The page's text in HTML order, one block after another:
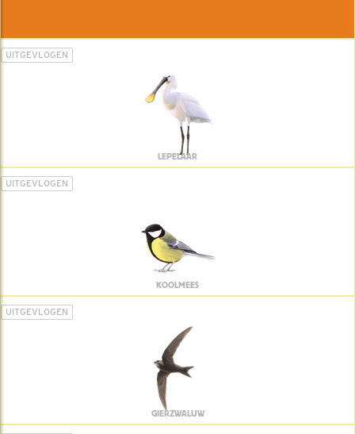
UITGEVLOGEN
LEPELAAR
UITGEVLOGEN
KOOLMEES
UITGEVLOGEN
GIERZWALUW